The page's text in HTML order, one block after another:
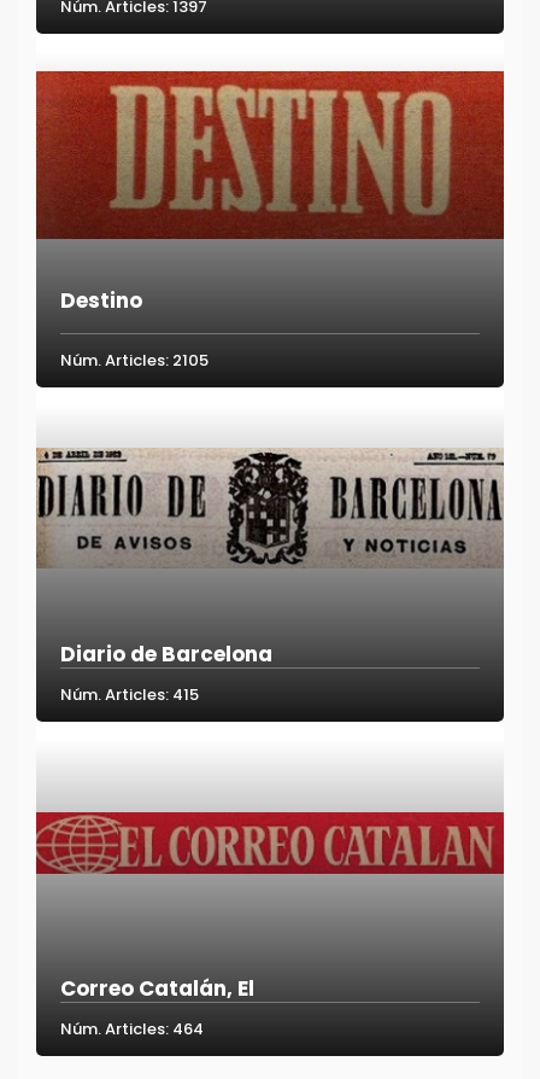
Núm. Articles: 1397
Destino
Núm. Articles: 2105
Diario de Barcelona
Núm. Articles: 415
Correo Catalán, El
Núm. Articles: 464